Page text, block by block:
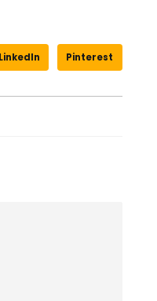
LinkedIn Pinterest